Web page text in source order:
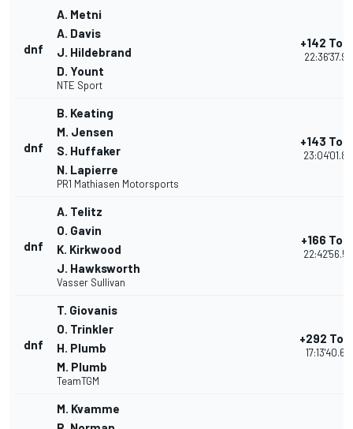
dnf
A. Metni
A. Davis
J. Hildebrand
D. Yount
NTE Sport
+142
dnf
B. Keating
M. Jensen
S. Huffaker
N. Lapierre
PR1 Mathiasen Motorsports
+143
dnf
A. Telitz
O. Gavin
K. Kirkwood
J. Hawksworth
Vasser Sullivan
+166
dnf
T. Giovanis
O. Trinkler
H. Plumb
M. Plumb
TeamTGM
+292
M. Kvamme